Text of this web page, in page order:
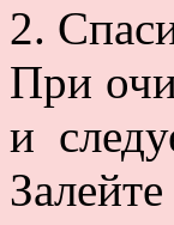
2.
При
и